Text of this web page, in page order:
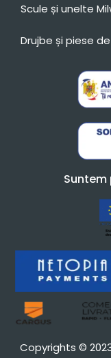
Scule și unelte
Drujbe și piese
Suntem
Copyrights ©